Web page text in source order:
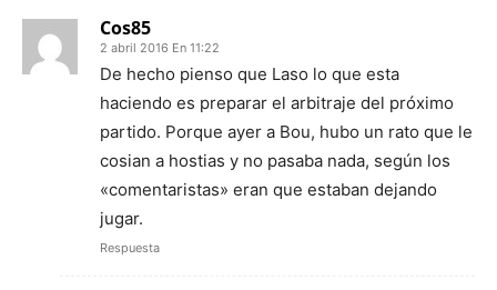
Cos85
2 abril 2016 En 11:22
De hecho pienso que Laso lo que esta
haciendo es preparar el arbitraje del próximo
partido. Porque ayer a Bou, hubo un rato que le
cosian a hostias y no pasaba nada, según los
«comentaristas» eran que estaban dejando
jugar.
Respuesta